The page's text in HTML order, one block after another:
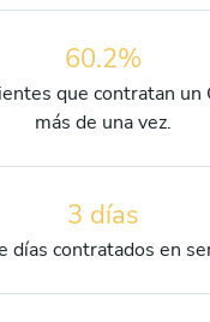
60.2%
que contratan un
más de una vez.
3 días
días contratados en